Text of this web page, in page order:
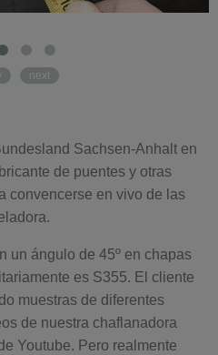
next
Sachsen-Anhalt en
de puentes y otras
convencerse en vivo de las
un ángulo de 45º en chapas
es S355. El cliente
muestras de diferentes
de nuestra chaflanadora
Youtube. Pero realmente